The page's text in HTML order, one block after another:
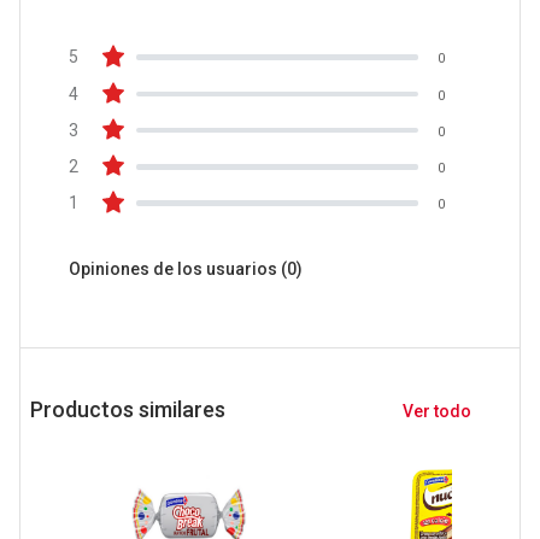
5 0
4 0
3 0
2 0
1 0
Opiniones de los usuarios (0)
Productos similares Ver todo